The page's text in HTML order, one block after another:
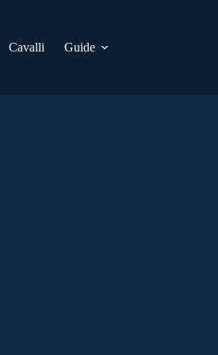
Cavalli Guide